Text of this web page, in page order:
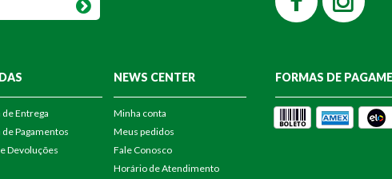
Entrega
Pagamentos
Devoluções
NEWS CENTER
Minha conta
Meus pedidos
Fale Conosco
Horário de Atendimento
FORMAS DE